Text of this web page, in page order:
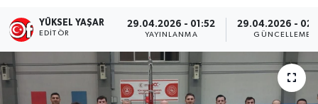
YÜKSEL YAŞAR
EDITÖR
29.04.2026 - 01:52
YAYINLANMA
29.04.2026 -
GÜNCELLEME
Son Dakika Haberleri
Haber Arşivi